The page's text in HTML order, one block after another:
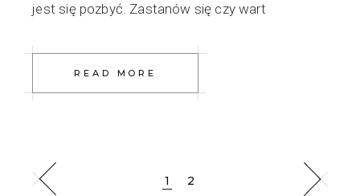
jest się pozbyć. Zastanów się czy wart
READ MORE
1 2